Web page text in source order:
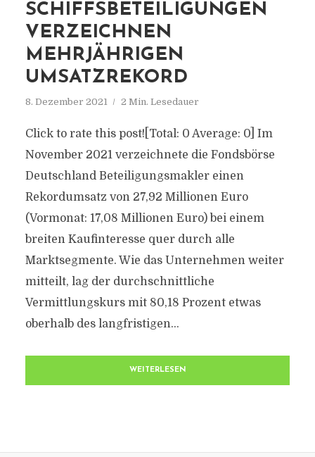
SCHIFFSBETEILIGUNGEN
VERZEICHNEN
MEHRJÄHRIGEN
UMSATZREKORD
8. Dezember 2021 2 Min. Lesedauer
Click to rate this post![Total: 0 Average: 0] Im
November 2021 verzeichnete die Fondsbörse
Deutschland Beteiligungsmakler einen
Rekordumsatz von 27,92 Millionen Euro
(Vormonat: 17,08 Millionen Euro) bei einem
breiten Kaufinteresse quer durch alle
Marktsegmente. Wie das Unternehmen weiter
mitteilt, lag der durchschnittliche
Vermittlungskurs mit 80,18 Prozent etwas
oberhalb des langfristigen...
WEITERLESEN